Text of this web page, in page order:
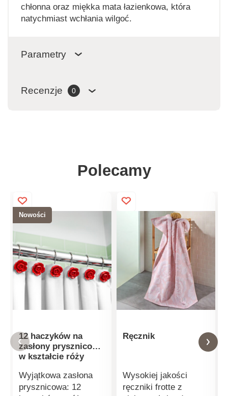
chłonna oraz miękka mata łazienkowa, która
natychmiast wchłania wilgoć.
Parametry
Recenzje 0
Polecamy
Nowości
12 haczyków na
zasłony prysznicowe
w kształcie róży
Wyjątkowa zasłona
prysznicowa: 12
Ręcznik
Wysokiej jakości
ręczniki frotte z